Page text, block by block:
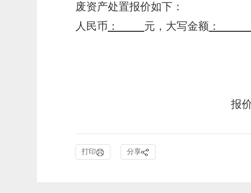
废资产处置报价如下：
人民币 ： 元，大写金额 ：
报价
报价日期
打印 分享